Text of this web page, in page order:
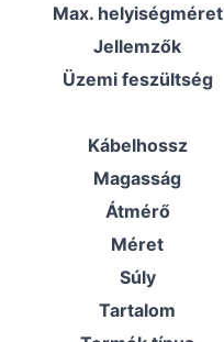
Max. helyiségméret
Jellemzők
Üzemi feszültség
Kábelhossz
Magasság
Átmérő
Méret
Súly
Tartalom